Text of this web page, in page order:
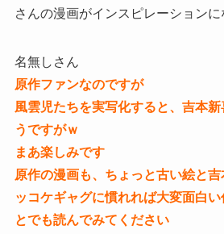
さんの漫画がインスピレーションに
名無しさん
原作ファンなのですが
風雲児たちを実写化すると、吉本
うですがｗ
まあ楽しみです
原作の漫画も、ちょっと古い絵と
ッコケギャグに慣れれば大変面白
とでも読んでみてください